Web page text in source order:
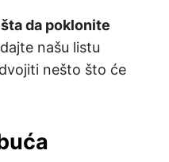
šta da poklonite
našu listu
nešto što će